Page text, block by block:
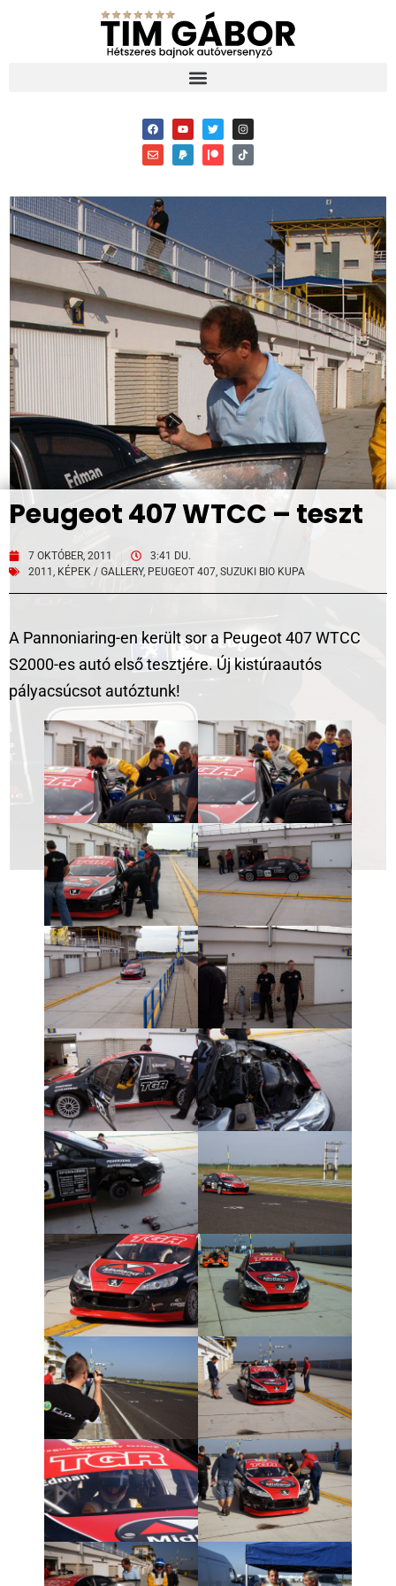
Peugeot 407 WTCC – teszt
7 OKTÓBER, 2011
3:41 DU.
2011 , KÉPEK / GALLERY, PEUGEOT 407, SUZUKI BIO KUPA
A Pannoniaring-en került sor a Peugeot 407 WTCC
S2000-es autó első tesztjére. Új kistúraautós
pályacsúcsot autóztunk!